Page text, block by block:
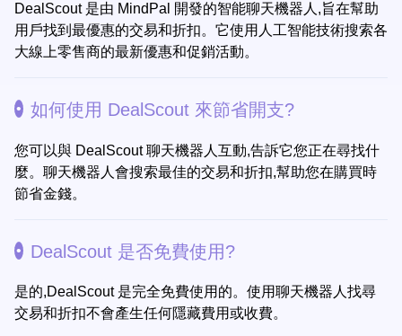
DealScout 是由 MindPal 開發的智能聊天機器人,旨在幫助
用戶找到最優惠的交易和折扣。它使用人工智能技術搜索各
大線上零售商的最新優惠和促銷活動。
如何使用 DealScout 來節省開支?
您可以與 DealScout 聊天機器人互動,告訴它您正在尋找什
麼。聊天機器人會搜索最佳的交易和折扣,幫助您在購買時
節省金錢。
DealScout 是否免費使用?
是的,DealScout 是完全免費使用的。使用聊天機器人找尋
交易和折扣不會產生任何隱藏費用或收費。